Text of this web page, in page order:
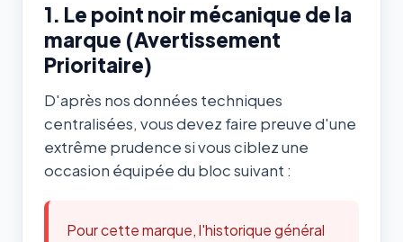
1. Le point noir mécanique de la
marque (Avertissement
Prioritaire)
D'après nos données techniques
centralisées, vous devez faire preuve d'une
extrême prudence si vous ciblez une
occasion équipée du bloc suivant :
Pour cette marque, l'historique général